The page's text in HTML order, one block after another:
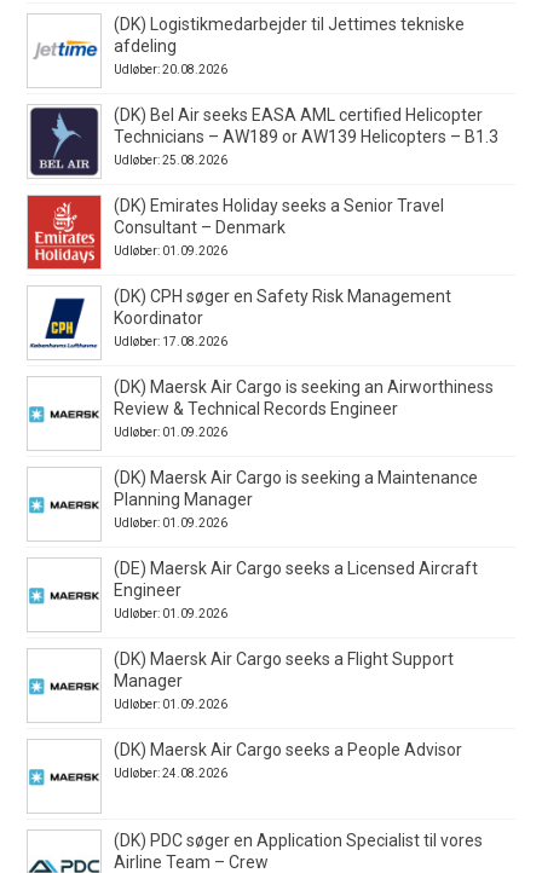
(DK) Logistikmedarbejder til Jettimes tekniske
afdeling
Udløber: 20.08.2026
(DK) Bel Air seeks EASA AML certified Helicopter
Technicians – AW189 or AW139 Helicopters – B1.3
Udløber: 25.08.2026
(DK) Emirates Holiday seeks a Senior Travel
Consultant – Denmark
Udløber: 01.09.2026
(DK) CPH søger en Safety Risk Management
Koordinator
Udløber: 17.08.2026
(DK) Maersk Air Cargo is seeking an Airworthiness
Review & Technical Records Engineer
Udløber: 01.09.2026
(DK) Maersk Air Cargo is seeking a Maintenance
Planning Manager
Udløber: 01.09.2026
(DE) Maersk Air Cargo seeks a Licensed Aircraft
Engineer
Udløber: 01.09.2026
(DK) Maersk Air Cargo seeks a Flight Support
Manager
Udløber: 01.09.2026
(DK) Maersk Air Cargo seeks a People Advisor
Udløber: 24.08.2026
(DK) PDC søger en Application Specialist til vores
Airline Team – Crew